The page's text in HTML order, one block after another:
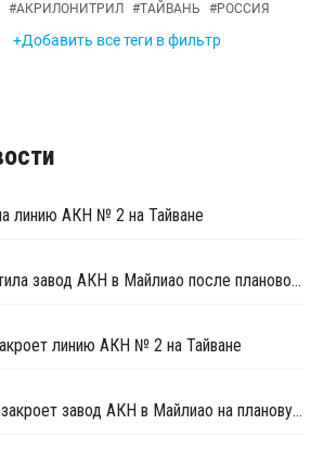
#АКРИЛОНИТРИЛ #ТАЙВАНЬ #РОССИЯ
+Добавить все теги в фильтр
линию АКН № 2 на Тайване
Formosa перезапустила завод АКН в Майлиао после плановой профилактики
линию АКН № 2 на Тайване
Formosa 7 февраля закроет завод АКН в Майлиао на плановую профилактику